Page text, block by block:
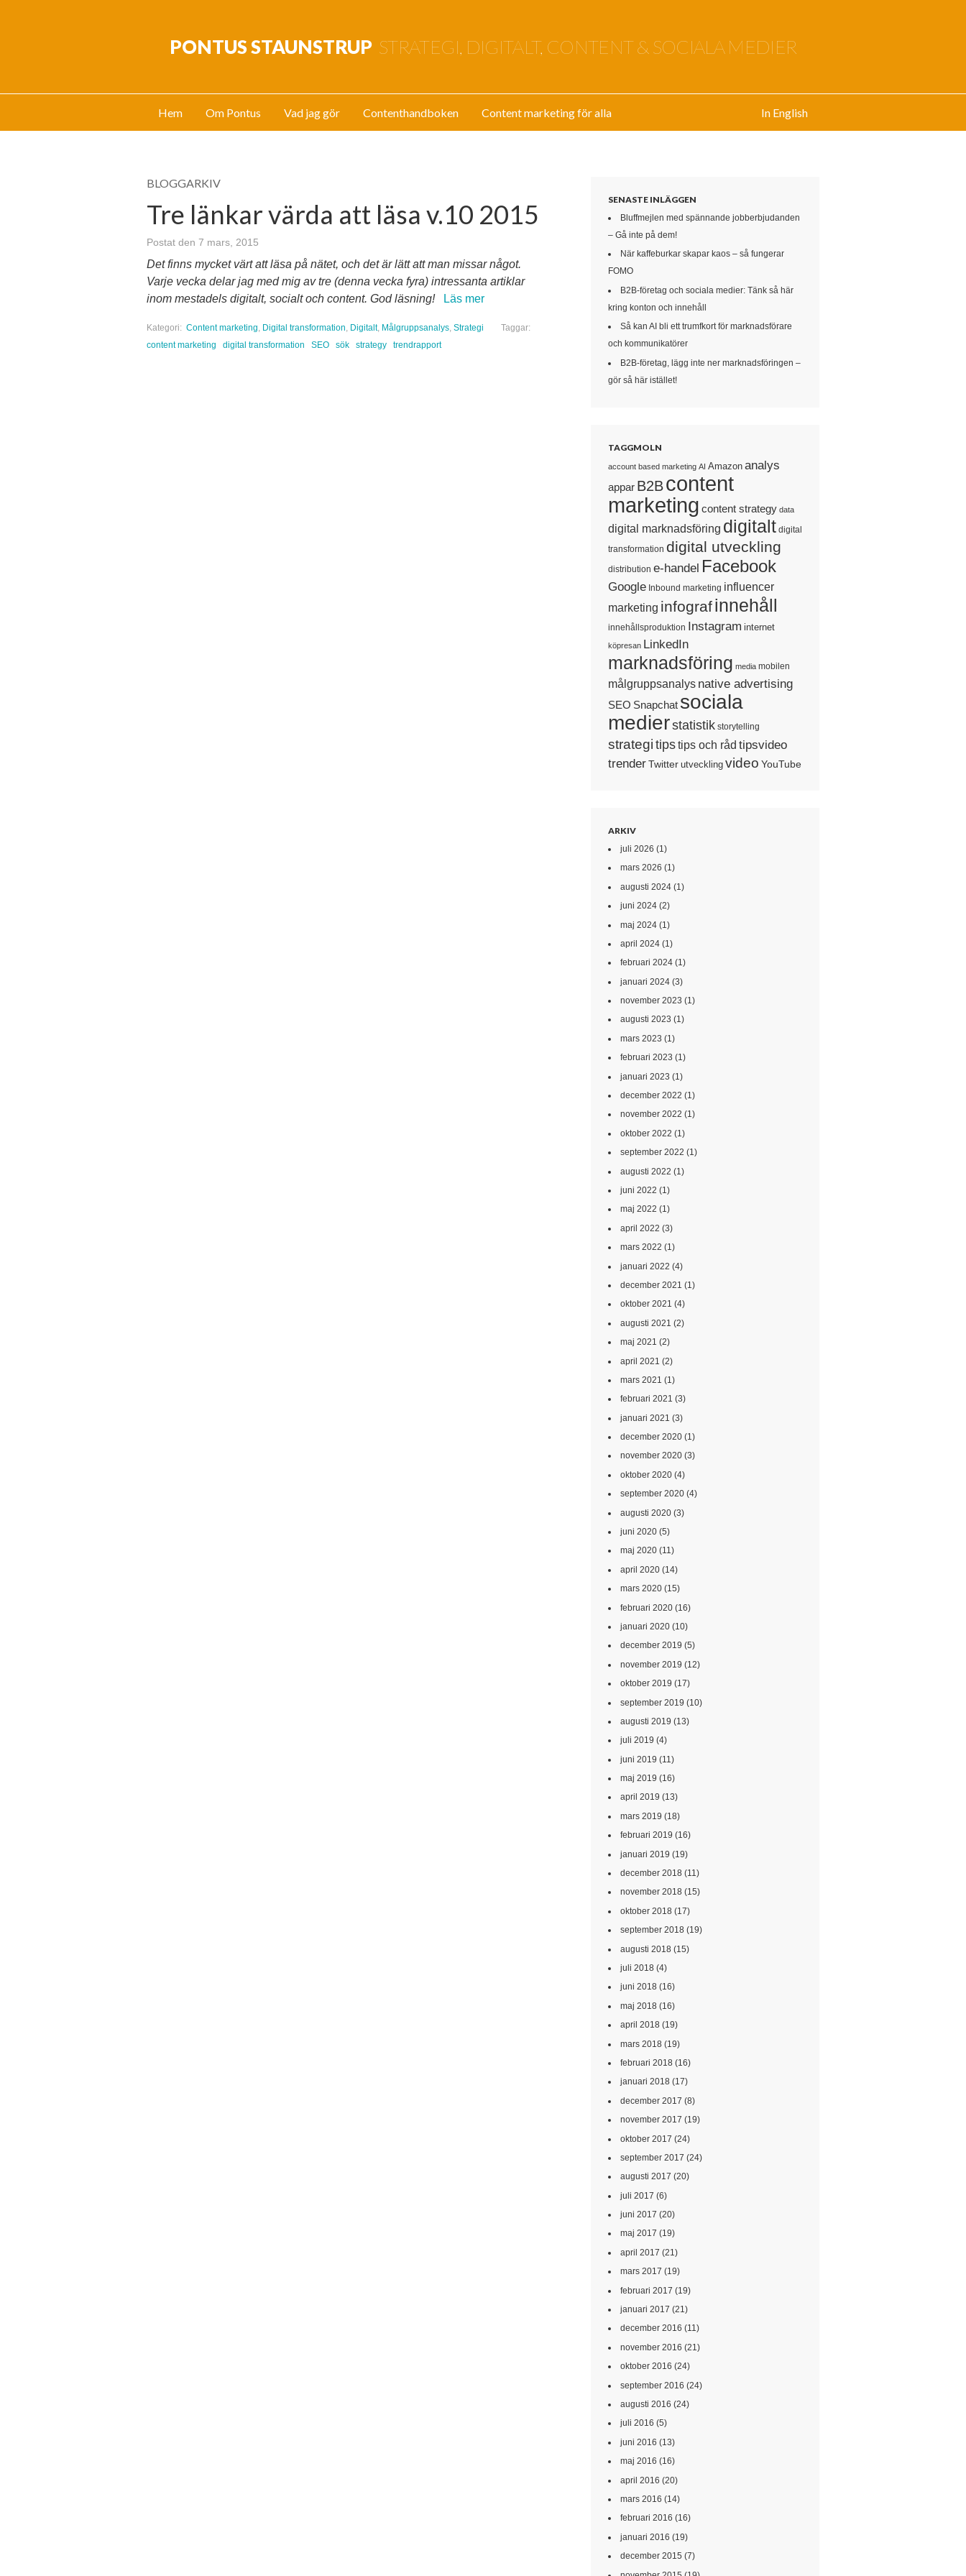
PONTUS STAUNSTRUP STRATEGI, DIGITALT, CONTENT & SOCIALA MEDIER
Hem Om Pontus Vad jag gör Contenthandboken Content marketing för alla In English
BLOGGARKIV
Tre länkar värda att läsa v.10 2015
Postat den 7 mars, 2015
Det finns mycket värt att läsa på nätet, och det är lätt att man missar något.
Varje vecka delar jag med mig av tre (denna vecka fyra) intressanta artiklar
inom mestadels digitalt, socialt och content. God läsning!
Läs mer
Kategori: Content marketing, Digital transformation, Digitalt, Målgruppsanalys, Strategi
Taggar:
content marketing
digital transformation SEO sök strategy trendrapport
SENASTE INLÄGGEN
Bluffmejlen med spännande jobberbjudanden
– Gå inte på dem!
När kaffeburkar skapar kaos – så fungerar
FOMO
B2B-företag och sociala medier: Tänk så här
kring konton och innehåll
Så kan AI bli ett trumfkort för marknadsförare
och kommunikatörer
B2B-företag, lägg inte ner marknadsföringen –
gör så här istället!
TAGGMOLN
account based marketing AI Amazon analys
appar B2Bcontent
marketing content strategy data
digital marknadsföring digitalt digital
transformation digital utveckling
distribution e-handel Facebook
Google Inbound marketing influencer
marketing infografinnehåll
innehållsproduktion Instagram internet
köpresan LinkedIn
marknadsföring media mobilen
målgruppsanalys native advertising
SEO Snapchat sociala
medierstatistik storytelling
strategi tipstips och råd tipsvideo
trender Twitter utveckling video YouTube
ARKIV
juli 2026 (1)
mars 2026 (1)
augusti 2024(1)
juni 2024(2)
maj 2024(1)
april 2024(1)
februari 2024(1)
januari 2024(3)
november 2023 (1)
augusti 2023 (1)
mars 2023 (1)
februari 2023 (1)
januari 2023 (1)
december 2022 (1)
november 2022 (1)
oktober 2022 (1)
september 2022 (1)
augusti 2022 (1)
juni 2022 (1)
maj 2022 (1)
april 2022 (3)
mars 2022 (1)
januari 2022 (4)
december 2021 (1)
oktober 2021 (4)
augusti 2021 (2)
maj 2021 (2)
april 2021 (2)
mars 2021 (1)
februari 2021 (3)
januari 2021 (3)
december 2020(1)
november 2020(3)
oktober 2020(4)
september 2020(4)
augusti 2020(3)
juni 2020(5)
maj 2020(11)
april 2020(14)
mars 2020(15)
februari 2020(16)
januari 2020(10)
december 2019 (5)
november 2019 (12)
oktober 2019 (17)
september 2019 (10)
augusti 2019 (13)
juli 2019 (4)
juni 2019 (11)
maj 2019 (16)
april 2019 (13)
mars 2019 (18)
februari 2019 (16)
januari 2019 (19)
december 2018(11)
november 2018(15)
oktober 2018(17)
september 2018(19)
augusti 2018(15)
juli 2018(4)
juni 2018(16)
maj 2018(16)
april 2018(19)
mars 2018(19)
februari 2018(16)
januari 2018(17)
december 2017 (8)
november 2017 (19)
oktober 2017 (24)
september 2017 (24)
augusti 2017 (20)
juli 2017 (6)
juni 2017 (20)
maj 2017 (19)
april 2017 (21)
mars 2017 (19)
februari 2017 (19)
januari 2017 (21)
december 2016 (11)
november 2016 (21)
oktober 2016 (24)
september 2016 (24)
augusti 2016 (24)
juli 2016 (5)
juni 2016 (13)
maj 2016 (16)
april 2016 (20)
mars 2016 (14)
februari 2016 (16)
januari 2016 (19)
december 2015 (7)